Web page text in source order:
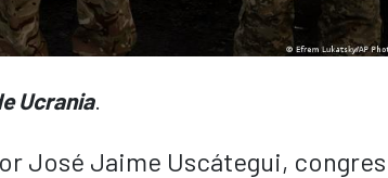
Ucrania.
José Jaime Uscátegui,